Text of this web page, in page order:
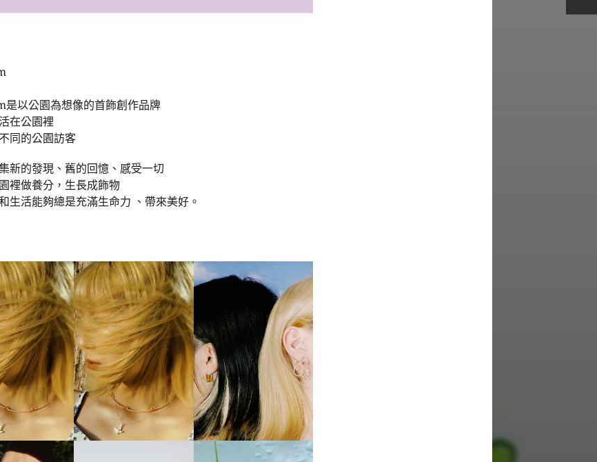
以公園為想像的首飾創作品牌
在公園裡
同的公園訪客
新的發現、舊的回憶、感受一切
裡做養分，生長成飾物
生活能夠總是充滿生命力 、帶來美好。